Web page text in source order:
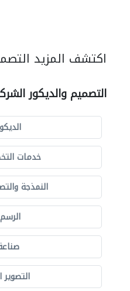
اكتشف المزيد
التصميم والديكور
خدمات
النمذجة